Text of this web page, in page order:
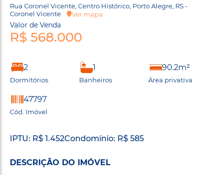
Rua Coronel Vicente, Centro Histórico, Porto Alegre, RS -
Coronel Vicente
Ver mapa
Valor de Venda
R$ 568.000
2
Dormitórios
1
Banheiros
90.2m²
Área privativa
47797
Cód. Imóvel
IPTU: R$ 1.452Condomínio: R$ 585
DESCRIÇÃO DO IMÓVEL